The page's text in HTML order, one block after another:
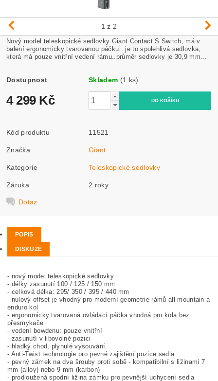
1 z 2
Nový model teleskopické sedlovky Giant Contact S Switch, má v
balení ergonomicky tvarovanou páčku...je to spolehlivá sedlovka,
která má pouze vnitřní vedení rámu..průměr sedlovky je 30,9 mm...
Dostupnost Skladem (1 ks)
4 299 Kč
Kód produktu 11521
Značka Giant
Kategorie Teleskopické sedlovky
Záruka 2 roky
Dotaz
POPIS
DISKUZE
- nový model teleskopické sedlovky
- délky zasunutí 100 / 125 / 150 mm
- celková délka: 295/ 350 / 395 / 440 mm
- nulový offset je vhodný pro moderní geometrie rámů all-mountain a
enduro kol
- ergonomicky tvarovaná ovládací páčka vhodná pro kola bez
přesmykače
- vedení bowdenu: pouze vnitřní
- zasunutí v libovolné pozici
- hladký chod, plynulé vysouvání
- Anti-Twist technologie pro pevné zajištění pozice sedla
- pevný zámek na dva šrouby proti sobě - kompatibilní s ližinami 7
mm (alloy) nebo 9 mm (karbon)
- prodloužená spodní ližina zámku pro pevnější uchycení sedla